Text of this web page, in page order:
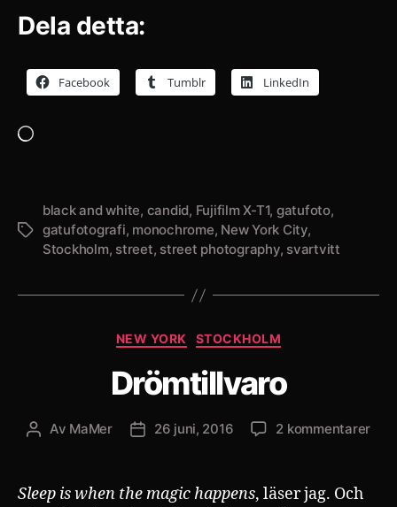
Dela detta:
Facebook Tumblr LinkedIn
Etiketter
black and white, candid, Fujifilm X-T1, gatufoto,
gatufotografi, monochrome, New York City,
Stockholm, street, street photography, svartvitt
Kategorier
NEW YORK STOCKHOLM
Drömtillvaro
Inläggsförfattare
Av MaMer Inläggsdatum
26 juni, 2016 2 kommentarertill
Sleep is when the magic happens, läser jag. Och